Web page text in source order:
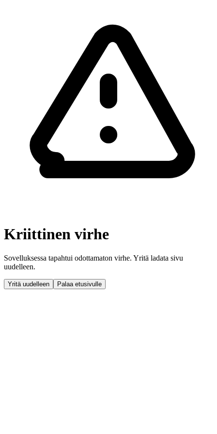
Kriittinen virhe
Sovelluksessa tapahtui odottamaton virhe. Yritä ladata sivu
uudelleen.
Yritä uudelleen Palaa etusivulle